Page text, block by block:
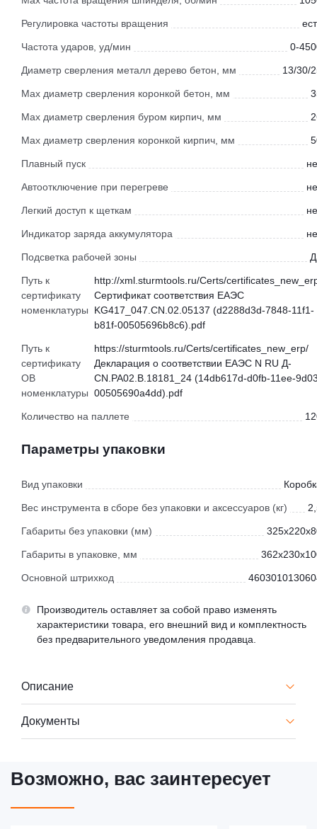
Регулировка частоты вращения
Частота ударов, уд/мин 0-
Диаметр сверления металл дерево бетон, мм 13/30/
Max диаметр сверления коронкой бетон, мм
Max диаметр сверления буром кирпич, мм
Max диаметр сверления коронкой кирпич, мм
Плавный пуск
Автоотключение при перегреве
Легкий доступ к щеткам
Индикатор заряда аккумулятора
Подсветка рабочей зоны
Путь к
сертификату
номенклатуры
http://xml.sturmtools.ru/Certs/
Сертификат соответствия ЕАЭС
KG417_047.CN.02.05137 (d2288d3d-7848-11f1-
b81f-00505696b8c6).pdf
Путь к
сертификату
ОВ
номенклатуры
https://sturmtools.ru/Certs/certificates_new_erp/
Декларация о соответствии ЕАЭС N RU Д-
CN.РА02.В.18181_24 (14db617d-d0fb-11ee-
00505690a4dd).pdf
Количество на паллете
Параметры упаковки
Вид упаковки
Вес инструмента в сборе без упаковки и аксессуаров (кг)
Габариты без упаковки (мм)
Габариты в упаковке, мм
Основной штрихкод
Производитель оставляет за собой право изменять
характеристики товара, его внешний вид и комплектность
без предварительного уведомления продавца.
Описание
Документы
Возможно, вас заинтересует